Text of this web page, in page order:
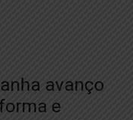
avanço
e